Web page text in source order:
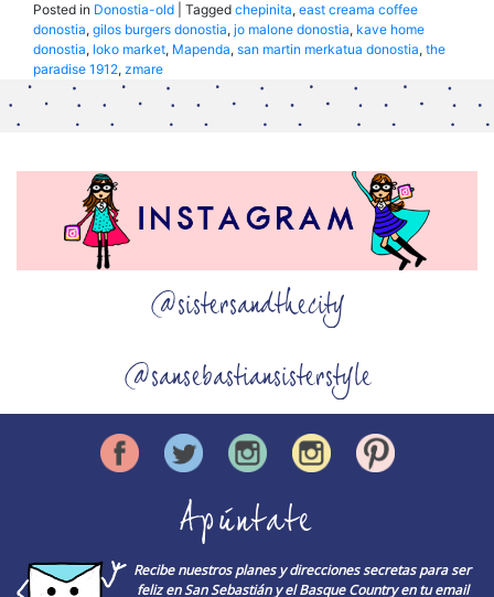
Posted in Donostia-old Tagged chepinita, east creama coffee
donostia, gilos burgers donostia, jo malone donostia, kave home
donostia, loko market, Mapenda, san martin merkatua donostia, the
paradise 1912, zmare
@sistersandthecity
@sansebastiansisterstyle
Apúntate
Recibe nuestros planes y direcciones secretas para ser
feliz en San Sebastián y el Basque Country en tu email